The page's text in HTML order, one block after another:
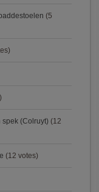
(5
(Colruyt) (12
(12 votes)